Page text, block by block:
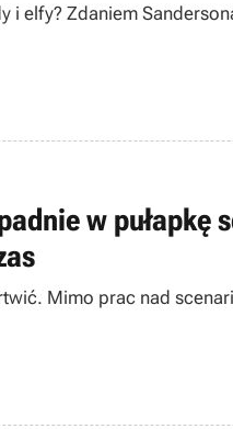
elfy? Zdaniem
w pułapkę
Mimo prac nad